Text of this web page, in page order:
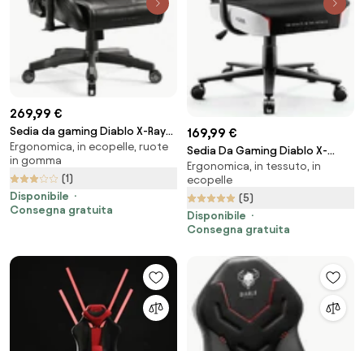
269,99 €
Sedia da gaming Diablo X-Ray
2.0 King Size: Nero e Grigio
Ergonomica, in ecopelle, ruote
in gomma
(1)
Disponibile
Consegna gratuita
169,99 €
Sedia Da Gaming Diablo X-
Gamer 2.0 Normal Size: Snow
white
Ergonomica, in tessuto, in
ecopelle
(5)
Disponibile
Consegna gratuita